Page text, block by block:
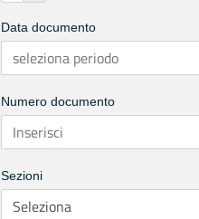
Data documento
Numero documento
Sezioni